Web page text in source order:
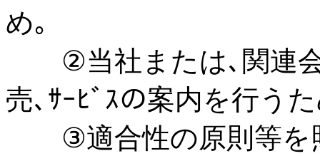
め｡
②当社または､関連会
売､ｻｰﾋﾞｽの案内を行う
③適合性の原則等を